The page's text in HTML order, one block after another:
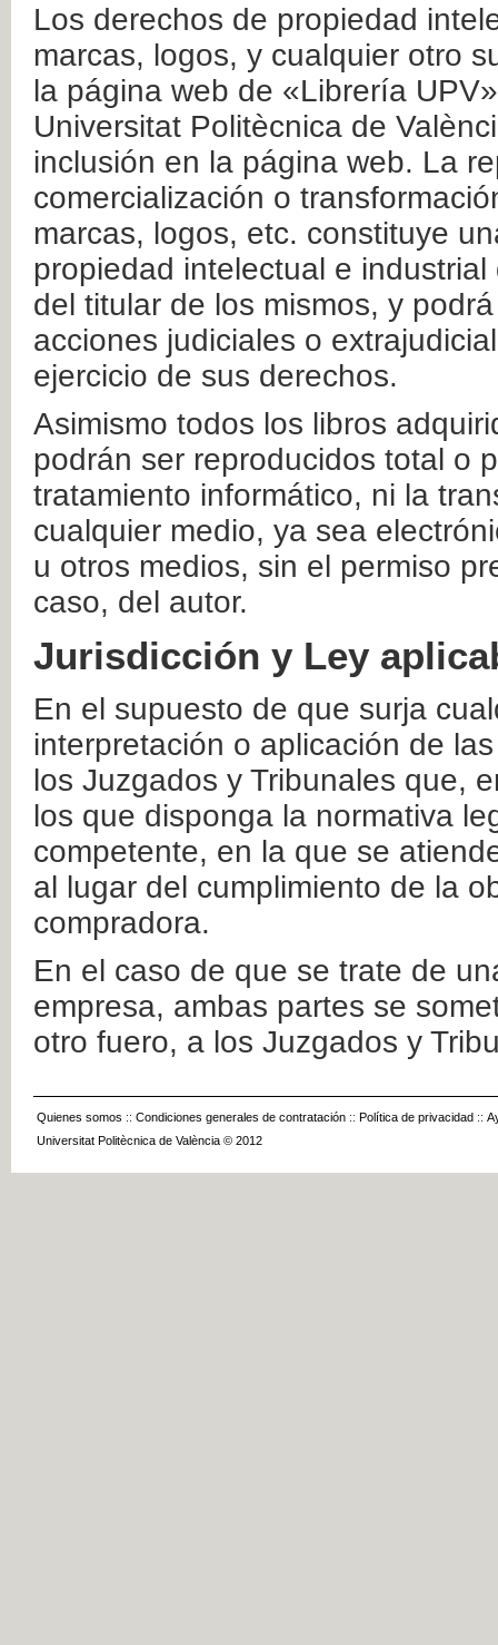
Los derechos de propiedad
marcas, logos, y cualquier otro
la página web de «Librería
Universitat Politècnica de
inclusión en la página web. La
comercialización o
marcas, logos, etc. constituye
propiedad intelectual e
del titular de los mismos, y
acciones judiciales o
ejercicio de sus derechos.
Asimismo todos los libros
podrán ser reproducidos total o
tratamiento informático, ni la
cualquier medio, ya sea
u otros medios, sin el permiso
caso, del autor.
Jurisdicción y Ley
En el supuesto de que surja
interpretación o aplicación de
los Juzgados y Tribunales que,
los que disponga la normativa
competente, en la que se
al lugar del cumplimiento de la
compradora.
En el caso de que se trate de
empresa, ambas partes se
otro fuero, a los Juzgados y
Quienes somos :: Condiciones generales de contratación :: Política de privacidad ::
Universitat Politècnica de València © 2012